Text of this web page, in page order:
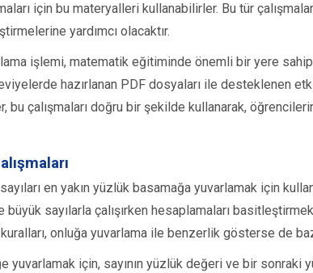
için bu materyalleri kullanabilirler. Bu tür
yardımcı olacaktır.
işlemi, matematik eğitiminde önemli bir yere
hazırlanan PDF dosyaları ile desteklenen
bu çalışmaları doğru bir şekilde kullanarak,
en yakın yüzlük basamağa yuvarlamak için
sayılarla çalışırken hesaplamaları basitleştirmek
onluğa yuvarlama ile benzerlik gösterse de bazı
yuvarlamak için, sayının yüzlük değeri ve bir sonraki